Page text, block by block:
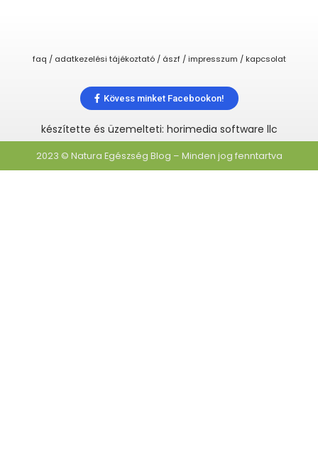
faq / adatkezelési tájékoztató / ászf / impresszum / kapcsolat
Kövess minket Facebookon!
készítette és üzemelteti: horimedia software llc
2023 © Natura Egészség Blog – Minden jog fenntartva